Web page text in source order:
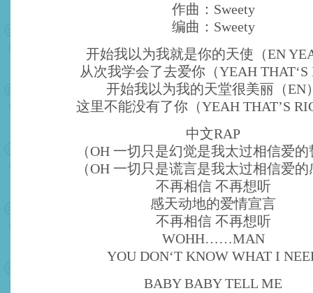
作曲：Sweety
编曲：Sweety
开始我以为我就是你的天使（EN
从次我学会了去爱你（YEAH THAT‘S
开始我以为我的天堂很美丽（EN
这里不能没有了你（YEAH THAT’S
中文RAP
（OH 一切只是幻觉是我太过相信爱
（OH 一切只是谎言是我太过相信爱
不再相信 不再想听
感天动地的爱情宣言
不再相信 不再想听
WOHH……MAN
YOU DON‘T KNOW WHAT I
BABY BABY TELL ME